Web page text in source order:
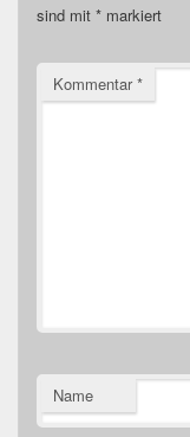
sind mit * markiert
Kommentar*
Name